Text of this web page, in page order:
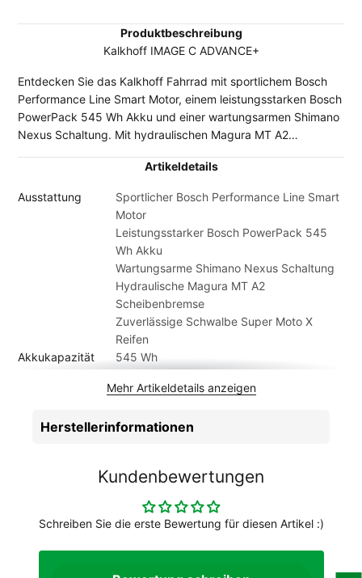
Produktbeschreibung
Kalkhoff IMAGE C ADVANCE+
Entdecken Sie das Kalkhoff Fahrrad mit sportlichem Bosch
Performance Line Smart Motor, einem leistungsstarken Bosch
PowerPack 545 Wh Akku und einer wartungsarmen Shimano
Nexus Schaltung. Mit hydraulischen Magura MT A2
angenehmen Fahrkomfort. Dieses Fahrrad bietet die perfekte
herausragendes Fahrerlebnis.
Artikeldetails
Ausstattung
Sportlicher Bosch Performance Line Smart
Motor
Leistungsstarker Bosch PowerPack 545
Wh Akku
Wartungsarme Shimano Nexus Schaltung
Hydraulische Magura MT A2
Scheibenbremse
Zuverlässige Schwalbe Super Moto X
Reifen
Akkukapazität
545 Wh
Kalkhoff
(545 Wh)
Magura MT A2, Hydraulische
Scheibenbremse
Bremshebel
Magura MT A2, Hydraulische
Bremsscheibe
160 mm
Mehr Artikeldetails anzeigen
Herstellerinformationen
Kundenbewertungen
Schreiben Sie die erste Bewertung für diesen Artikel :)